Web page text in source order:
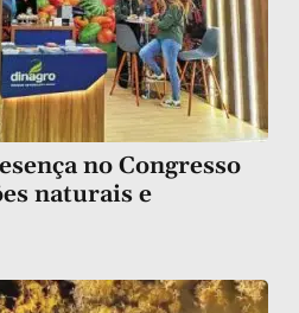
no Congresso
naturais e